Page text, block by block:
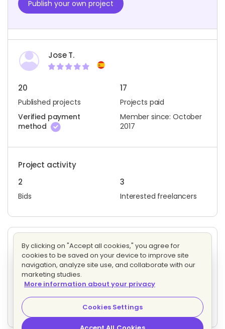
Publish your own project
Jose T.
20
Published projects
17
Projects paid
Verified payment
method
Member since: October
2017
Project activity
2
Bids
3
Interested freelancers
Proyecto casa de campo 100m2 Evaluating bids
17 proposals Fixed price
Dossier patrocinio equipo de remo Evaluating bids
3 proposals Fixed price
By clicking on "Accept all cookies," you agree for
cookies to be saved on your device to improve site
navigation, analyze site use, and collaborate with our
marketing studies.
More information about your privacy
Cookies Settings